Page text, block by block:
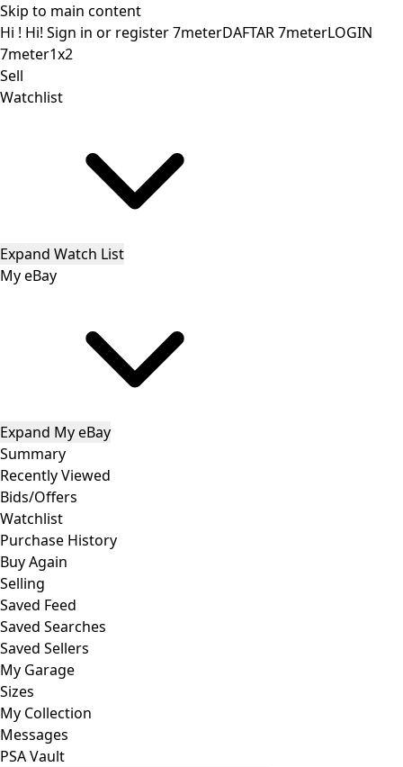
Skip to main content
Hi ! Hi! Sign in or register7meterDAFTAR 7meterLOGIN
7meter1x2
Sell
Watchlist
Expand Watch List
My eBay
Expand My eBay
Summary
Recently Viewed
Bids/Offers
Watchlist
Purchase History
Buy Again
Selling
Saved Feed
Saved Searches
Saved Sellers
My Garage
Sizes
My Collection
Messages
PSA Vault